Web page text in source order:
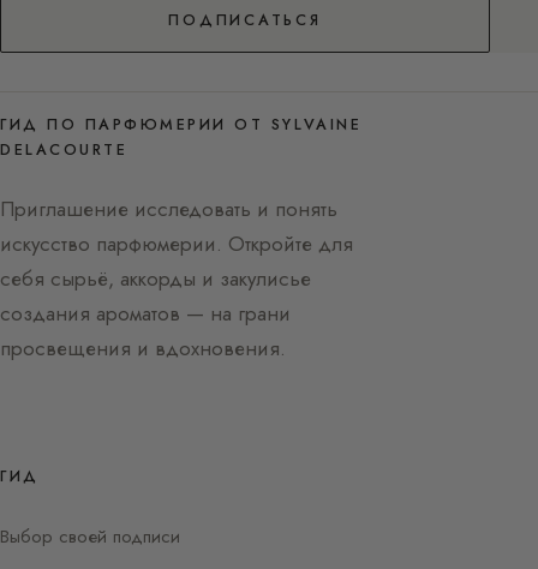
ПОДПИСАТЬСЯ
ГИД ПО ПАРФЮМЕРИИ ОТ SYLVAINE
DELACOURTE
Приглашение исследовать и понять
искусство парфюмерии. Откройте для
себя сырьё, аккорды и закулисье
создания ароматов — на грани
просвещения и вдохновения.
ГИД
Выбор своей подписи